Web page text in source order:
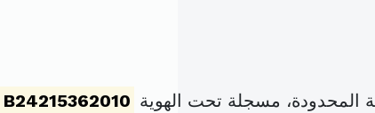
مسجلة تحت الهوية B24215362010